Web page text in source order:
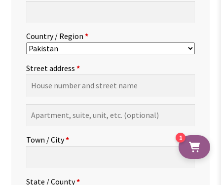
Country / Region *
Street address *
suite,
etc.(optional)
Town / City*
State / County*
1